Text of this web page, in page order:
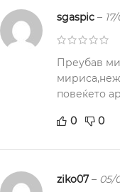
sgaspic –
Преубав
повеќето
0 0
ziko07– 05/